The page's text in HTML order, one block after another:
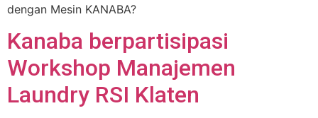
dengan Mesin KANABA?
Kanaba berpartisipasi
Workshop Manajemen
Laundry RSI Klaten